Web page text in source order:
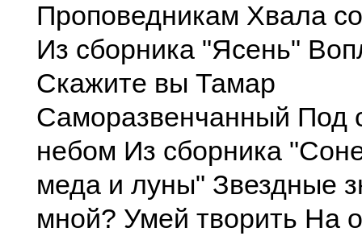
Проповедникам Хвала
Из сборника "Ясень"
Скажите вы Тамар
Саморазвенчанный Под
небом Из сборника
меда и луны" Звездные
мной? Умей творить На